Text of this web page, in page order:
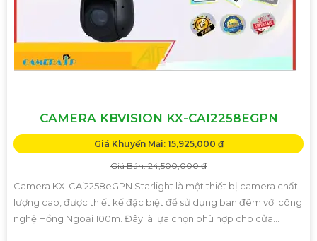
CAMERA KBVISION KX-CAI2258EGPN
Giá Khuyến Mại: 15,925,000 ₫
Giá Bán: 24,500,000 ₫
Camera KX-CAi2258eGPN Starlight là một thiết bị camera chất
lượng cao, được thiết kế đặc biệt để sử dụng ban đêm với công
nghệ Hồng Ngoại 100m. Đây là lựa chọn phù hợp cho cửa...